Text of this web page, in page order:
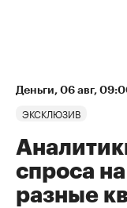
Деньги⁠, 06 авг,
ЭКСКЛЮЗИВ
спроса
разные